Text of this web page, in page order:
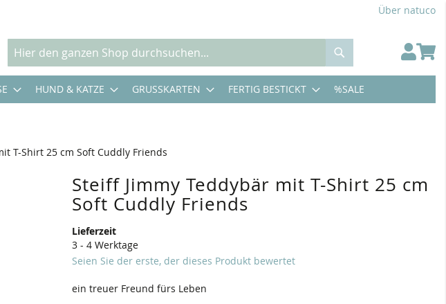
Über natuco
Suche
HUND & KATZE GRUSSKARTEN FERTIG BESTICKT %SALE
T-Shirt 25 cm Soft Cuddly Friends
Steiff Jimmy Teddybär mit T-Shirt 25 cm
Soft Cuddly Friends
Lieferzeit
3 - 4 Werktage
Seien Sie der erste, der dieses Produkt bewertet
ein treuer Freund fürs Leben